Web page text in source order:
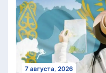
7 августа, 2026